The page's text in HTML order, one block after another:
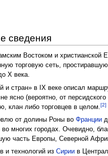
сведения
Востоком и христианской
торговую сеть,
X века.
и стран» в IX веке описал
ясно (вероятно, от
клан либо торговцев в целом.[2]
от долины Роны воФранции
многих городах. Очевидно,
часть Европы, Северной
и технологий изСирии в